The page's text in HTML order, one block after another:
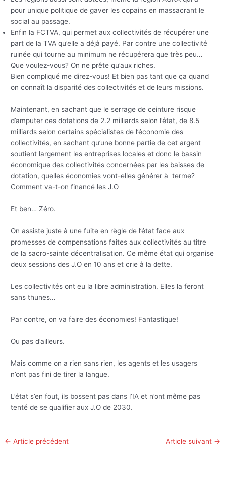
pour unique politique de gaver les copains en massacrant le
social au passage.
Enfin la FCTVA, qui permet aux collectivités de récupérer une
part de la TVA qu’elle a déjà payé. Par contre une collectivité
ruinée qui tourne au minimum ne récupérera que très peu…
Que voulez-vous? On ne prête qu’aux riches.
Bien compliqué me direz-vous! Et bien pas tant que ça quand
on connaît la disparité des collectivités et de leurs missions.
Maintenant, en sachant que le serrage de ceinture risque
d’amputer ces dotations de 2.2 milliards selon l’état, de 8.5
milliards selon certains spécialistes de l’économie des
collectivités, en sachant qu’une bonne partie de cet argent
soutient largement les entreprises locales et donc le bassin
économique des collectivités concernées par les baisses de
dotation, quelles économies vont-elles générer à terme?
Comment va-t-on financé les J.O
Et ben… Zéro.
On assiste juste à une fuite en règle de l’état face aux
promesses de compensations faites aux collectivités au titre
de la sacro-sainte décentralisation. Ce même état qui organise
deux sessions des J.O en 10 ans et crie à la dette.
Les collectivités ont eu la libre administration. Elles la feront
sans thunes…
Par contre, on va faire des économies! Fantastique!
Ou pas d’ailleurs.
Mais comme on a rien sans rien, les agents et les usagers
n’ont pas fini de tirer la langue.
L’état s’en fout, ils bossent pas dans l’IA et n’ont même pas
tenté de se qualifier aux J.O de 2030.
← Article précédent Article suivant →